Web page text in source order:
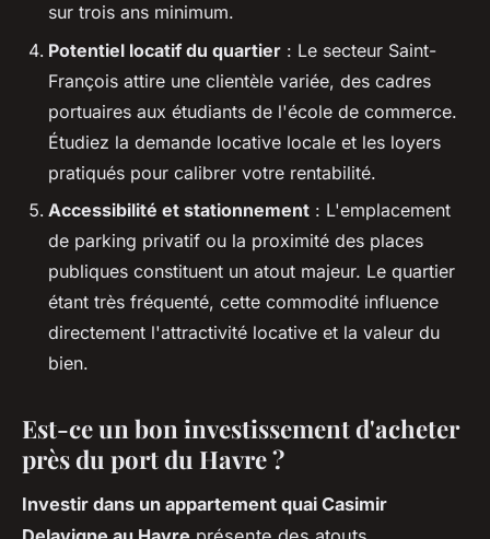
sur trois ans minimum.
Potentiel locatif du quartier : Le secteur Saint-
François attire une clientèle variée, des cadres
portuaires aux étudiants de l'école de commerce.
Étudiez la demande locative locale et les loyers
pratiqués pour calibrer votre rentabilité.
Accessibilité et stationnement : L'emplacement
de parking privatif ou la proximité des places
publiques constituent un atout majeur. Le quartier
étant très fréquenté, cette commodité influence
directement l'attractivité locative et la valeur du
bien.
Est-ce un bon investissement d'acheter
près du port du Havre ?
Investir dans un appartement quai Casimir